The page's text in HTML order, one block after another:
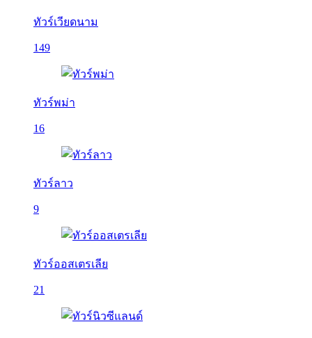
ทัวร์เวียดนาม
149
ทัวร์พม่า
16
ทัวร์ลาว
9
ทัวร์ออสเตรเลีย
21